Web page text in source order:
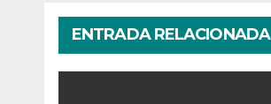
ENTRADA RELACIONADA